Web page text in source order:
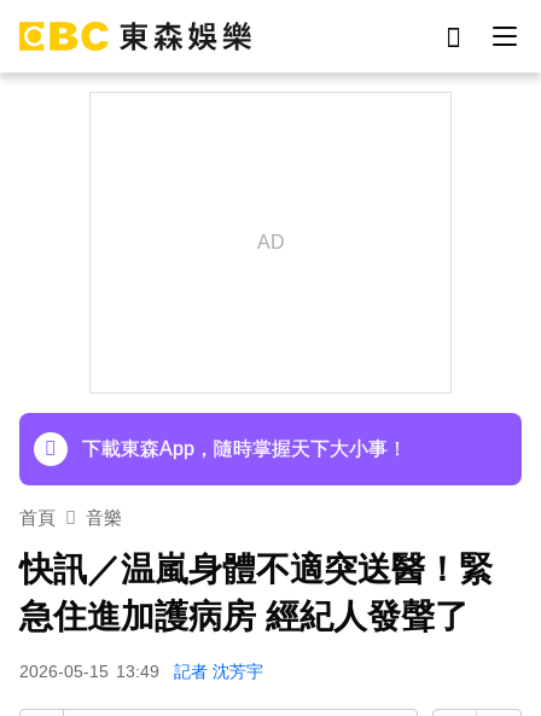
下載東森App，隨時掌握天下大小事！
首頁 音樂
快訊／温嵐身體不適突送醫！緊
急住進加護病房 經紀人發聲了
2026-05-15 13:49 記者 沈芳宇